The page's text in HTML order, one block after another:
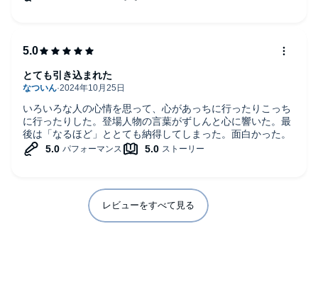
いろいろな人の心情を思って、心があっちに行ったりこっち
に行ったりした。登場人物の言葉がずしんと心に響いた。最
後は「なるほど」ととても納得してしまった。面白かった。
とても引き込まれた
レビューをすべて見る